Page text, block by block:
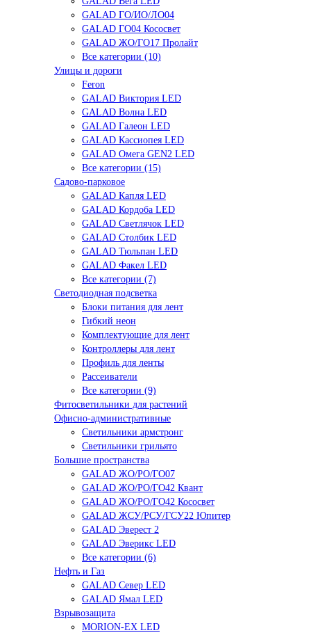
GALAD ГО/ИО/ЛО04
GALAD ГО04 Кососвет
GALAD ЖО/ГО17 Пролайт
Все категории (10)
Улицы и дороги
Feron
GALAD Виктория LED
GALAD Волна LED
GALAD Галеон LED
GALAD Кассиопея LED
GALAD Омега GEN2 LED
Все категории (15)
Садово-парковое
GALAD Капля LED
GALAD Кордоба LED
GALAD Светлячок LED
GALAD Столбик LED
GALAD Тюльпан LED
GALAD Факел LED
Все категории (7)
Светодиодная подсветка
Блоки питания для лент
Гибкий неон
Комплектующие для лент
Контроллеры для лент
Профиль для ленты
Рассеиватели
Все категории (9)
Фитосветильники для растений
Офисно-административные
Светильники армстронг
Светильники грильято
Большие пространства
GALAD ЖО/РО/ГО07
GALAD ЖО/РО/ГО42 Квант
GALAD ЖО/РО/ГО42 Кососвет
GALAD ЖСУ/РСУ/ГСУ22 Юпитер
GALAD Эверест 2
GALAD Эверикс LED
Все категории (6)
Нефть и Газ
GALAD Север LED
GALAD Ямал LED
Взрывозащита
MORION-EX LED